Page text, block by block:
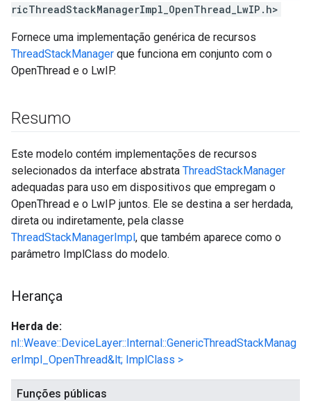
ricThreadStackManagerImpl_OpenThread_LwIP.h>
Fornece uma implementação genérica de recursos
ThreadStackManager que funciona em conjunto com o
OpenThread e o LwIP.
Resumo
Este modelo contém implementações de recursos
selecionados da interface abstrata ThreadStackManager
adequadas para uso em dispositivos que empregam o
OpenThread e o LwIP juntos. Ele se destina a ser herdada,
direta ou indiretamente, pela classe
ThreadStackManagerImpl, que também aparece como o
parâmetro ImplClass do modelo.
Herança
Herda de:
nl::Weave::DeviceLayer::Internal::GenericThreadStackManag
erImpl_OpenThread&lt; ImplClass >
Funções públicas